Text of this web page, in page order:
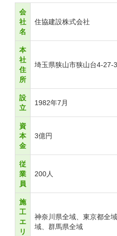
会
社
名
住協建設株式会社
本
社
住
所
埼玉県狭山市狭山台4-27-
設
立
1982年7月
資
本
金
3億円
従
業
員
200人
施
工
エ
リ
神奈川県全域、東京都全
域、群馬県全域